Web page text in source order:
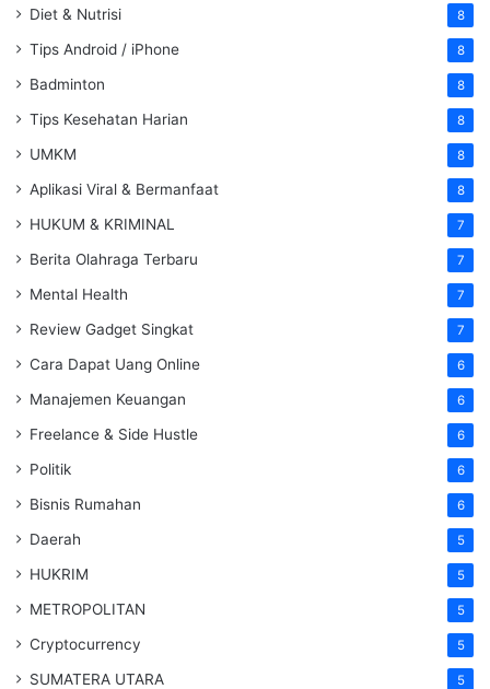
Diet & Nutrisi 8
Tips Android / iPhone 8
Badminton 8
Tips Kesehatan Harian 8
UMKM 8
Aplikasi Viral & Bermanfaat 8
HUKUM & KRIMINAL 7
Berita Olahraga Terbaru 7
Mental Health 7
Review Gadget Singkat 7
Cara Dapat Uang Online 6
Manajemen Keuangan 6
Freelance & Side Hustle 6
Politik 6
Bisnis Rumahan 6
Daerah 5
HUKRIM 5
METROPOLITAN 5
Cryptocurrency 5
SUMATERA UTARA 5